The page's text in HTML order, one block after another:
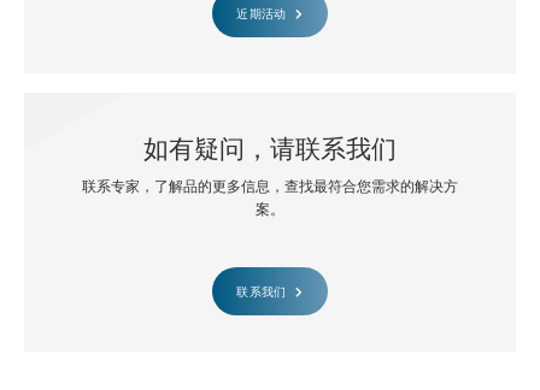
近期活动
如有疑问，请联系我们
联系专家，了解品的更多信息，查找最符合您需求的解决方
案。
联系我们